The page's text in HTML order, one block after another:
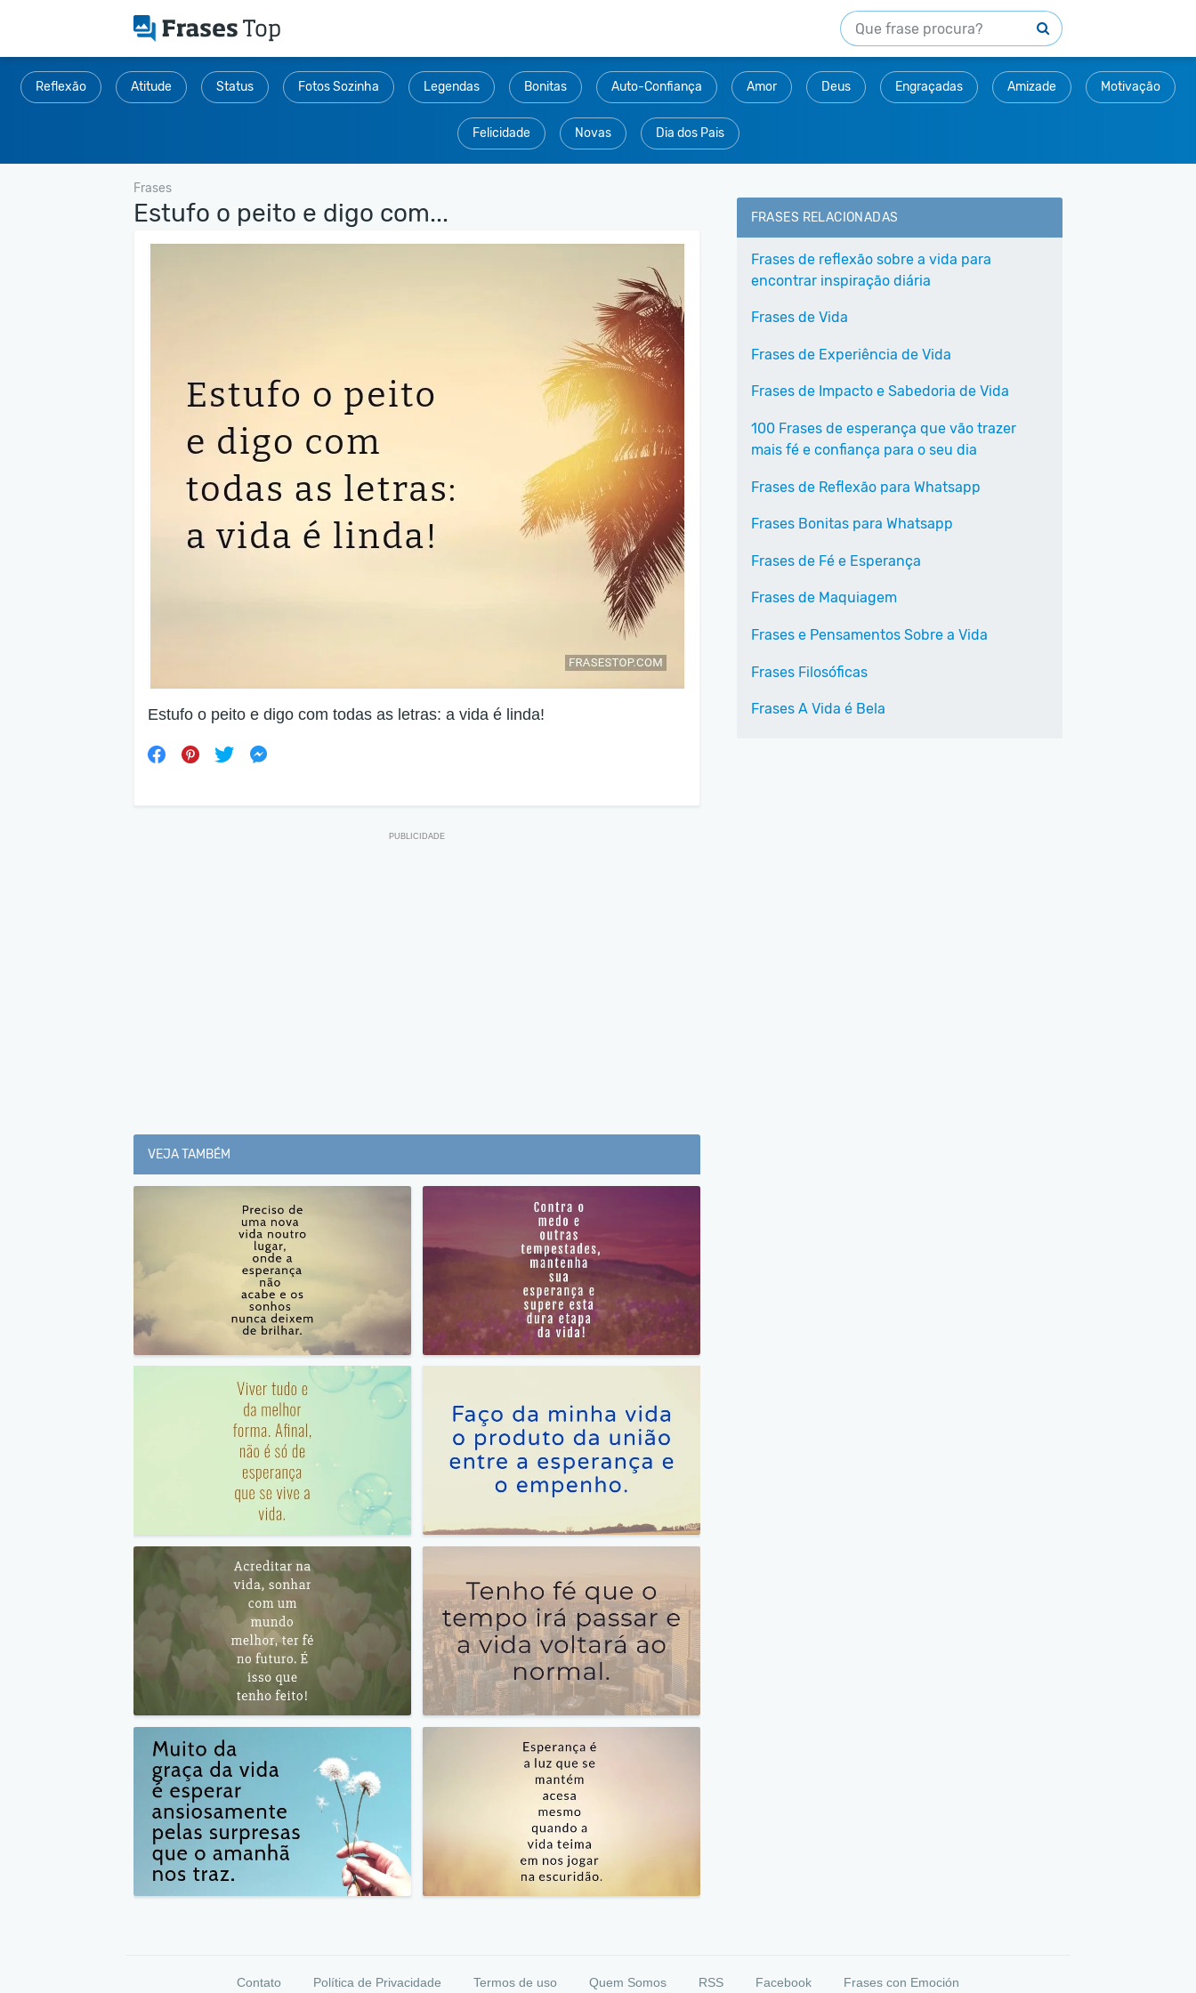
Reflexão Atitude Status Fotos Sozinha Legendas Bonitas Auto-Confiança Amor Deus Engraçadas Amizade Motivação
Felicidade Novas Dia dos Pais
Frases
Estufo o peito e digo com...
Estufo o peito e digo com todas as letras: a vida é linda!
VEJA TAMBÉM
FRASES RELACIONADAS
Frases de reflexão sobre a vida para
encontrar inspiração diária
Frases de Vida
Frases de Experiência de Vida
Frases de Impacto e Sabedoria de Vida
100 Frases de esperança que vão trazer
mais fé e confiança para o seu dia
Frases de Reflexão para Whatsapp
Frases Bonitas para Whatsapp
Frases de Fé e Esperança
Frases de Maquiagem
Frases e Pensamentos Sobre a Vida
Frases Filosóficas
Frases A Vida é Bela
Contato Política de Privacidade Termos de uso Quem Somos RSS Facebook Frases con Emoción